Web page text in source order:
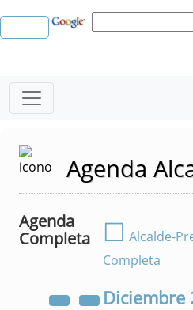
Agenda
Agenda
Completa
☐ Alcalde-
Completa
Diciembre